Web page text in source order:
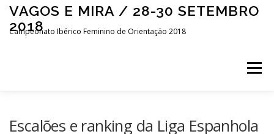
Saltar
para
conteúdo
VAGOS E MIRA / 28-30 SETEMBRO
2018
Campeonato Ibérico Feminino de Orientação 2018
Menu
Escalões e ranking da Liga Espanhola